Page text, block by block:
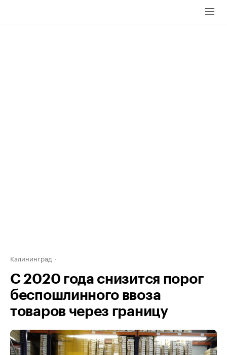
Калининград
С 2020 года снизится порог
беспошлинного ввоза
товаров через границу